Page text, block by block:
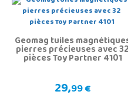
Geomag tuiles
pierres précieuses avec 32
pièces Toy Partner 4101
29,99 €